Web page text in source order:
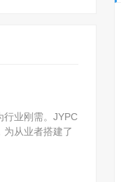
行业刚需。JYPC
从业者搭建了